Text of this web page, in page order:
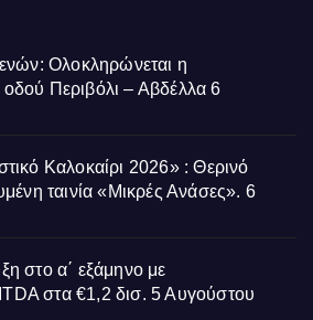
Ολοκληρώνεται η
Περιβόλι – Αβδέλλα 6
Καλοκαίρι 2026» : Θερινό
ταινία «Μικρές Ανάσες». 6
στο α΄ εξάμηνο με
στα €1,2 δισ. 5 Αυγούστου